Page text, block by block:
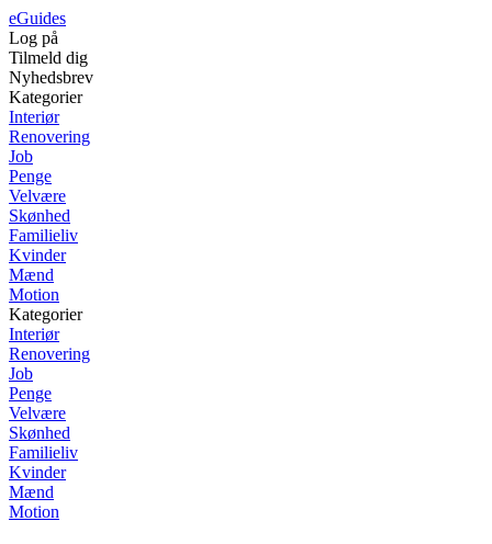
eGuides
Log på
Tilmeld dig
Nyhedsbrev
Kategorier
Interiør
Renovering
Job
Penge
Velvære
Skønhed
Familieliv
Kvinder
Mænd
Motion
Kategorier
Interiør
Renovering
Job
Penge
Velvære
Skønhed
Familieliv
Kvinder
Mænd
Motion